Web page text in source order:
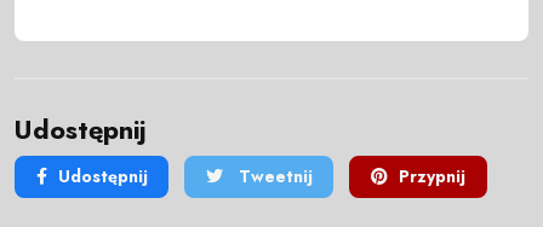
Udostępnij
Udostępnij Tweetnij Przypnij